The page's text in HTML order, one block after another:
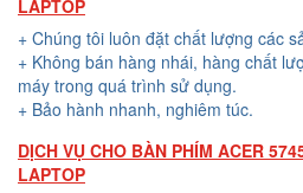
LAPTOP
+ Chúng tôi luôn đặt chất lượng các
+ Không bán hàng nhái, hàng chất
máy trong quá trình sử dụng.
+ Bảo hành nhanh, nghiêm túc.
DỊCH VỤ CHO BÀN PHÍM ACER
LAPTOP